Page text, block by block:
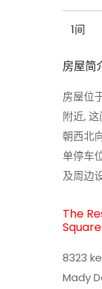
1间
房屋简
房屋位
附近,
朝西北
单停车
及周边
The
Square
8323
Mady